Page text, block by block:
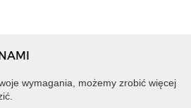
wymagania, możemy zrobić więcej